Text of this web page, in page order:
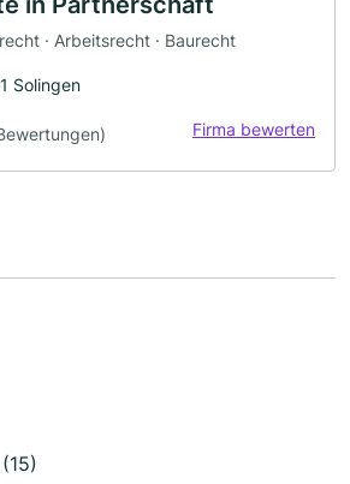
· Arbeitsrecht · Baurecht
Solingen
Firma bewerten